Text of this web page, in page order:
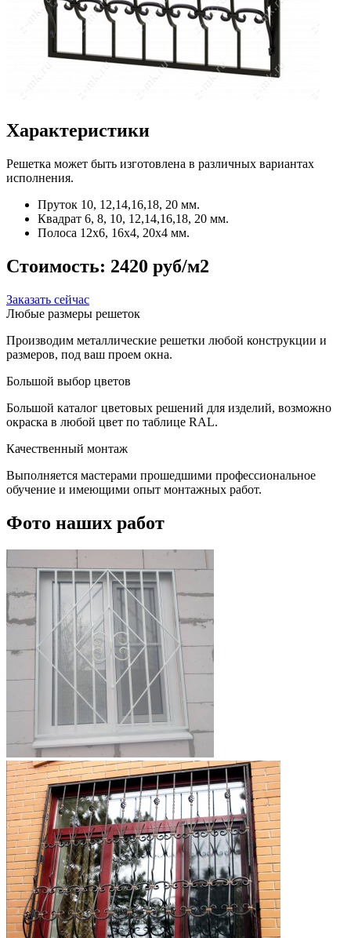
Характеристики
Решетка может быть изготовлена в различных вариантах
исполнения.
Пруток 10, 12,14,16,18, 20 мм.
Квадрат 6, 8, 10, 12,14,16,18, 20 мм.
Полоса 12x6, 16x4, 20x4 мм.
Стоимость: 2420 руб/м2
Заказать сейчас
Любые размеры решеток
Производим металлические решетки любой конструкции и
размеров, под ваш проем окна.
Большой выбор цветов
Большой каталог цветовых решений для изделий, возможно
окраска в любой цвет по таблице RAL.
Качественный монтаж
Выполняется мастерами прошедшими профессиональное
обучение и имеющими опыт монтажных работ.
Фото наших работ